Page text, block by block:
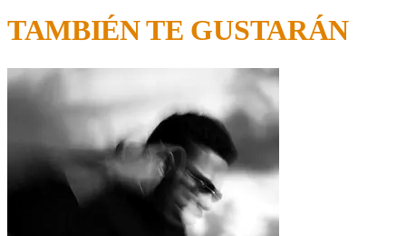
TAMBIÉN TE GUSTARÁN